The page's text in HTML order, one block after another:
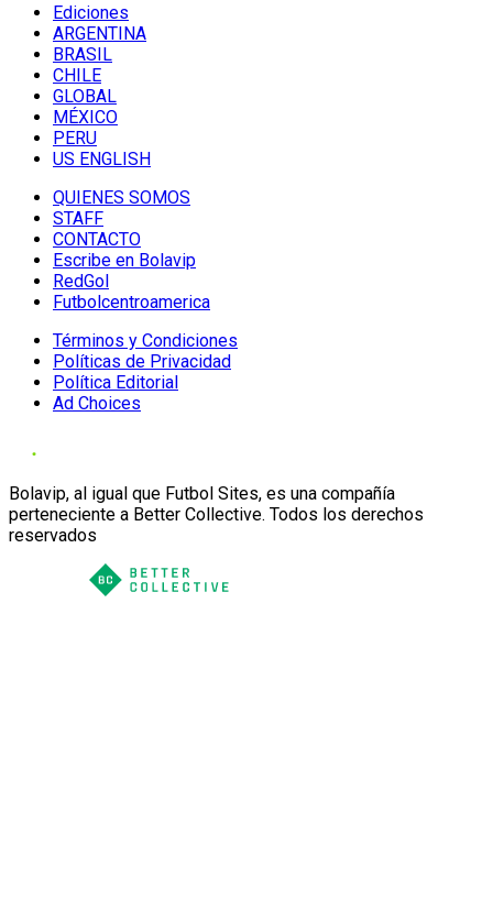
Ediciones
ARGENTINA
BRASIL
CHILE
GLOBAL
MÉXICO
PERU
US ENGLISH
QUIENES SOMOS
STAFF
CONTACTO
Escribe en Bolavip
RedGol
Futbolcentroamerica
Términos y Condiciones
Políticas de Privacidad
Política Editorial
Ad Choices
Bolavip, al igual que Futbol Sites, es una compañía
perteneciente a Better Collective. Todos los derechos
reservados